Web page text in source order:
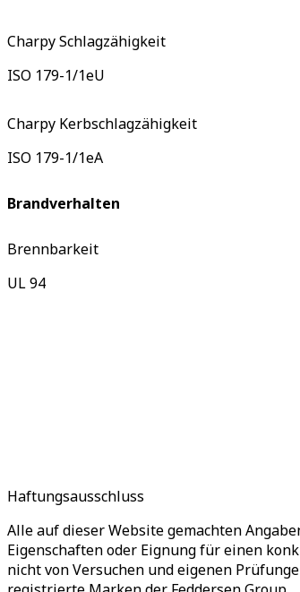
Charpy Schlagzähigkeit
ISO 179-1/1eU
Charpy Kerbschlagzähigkeit
ISO 179-1/1eA
Brandverhalten
Brennbarkeit
UL 94
Haftungsausschluss
Alle auf dieser Website gemachten
Eigenschaften oder Eignung für einen
nicht von Versuchen und eigenen